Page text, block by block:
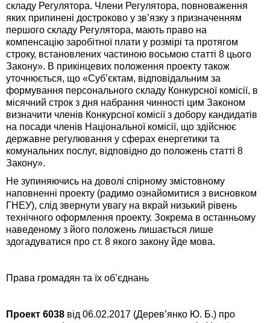
складу Регулятора. Члени Регулятора, повноваження
яких припинені достроково у зв’язку з призначенням
першого складу Регулятора, мають право на
компенсацію заробітної плати у розмірі та протягом
строку, встановлених частиною восьмою статті 8 цього
Закону». В прикінцевих положення проекту також
уточнюється, що «Суб’єктам, відповідальним за
формування персонального складу Конкурсної комісії, в
місячний строк з дня набрання чинності цим Законом
визначити членів Конкурсної комісії з добору кандидатів
на посади членів Національної комісії, що здійснює
державне регулювання у сферах енергетики та
комунальних послуг, відповідно до положень статті 8
Закону».
Не зупиняючись на доволі спірному змістовному
наповненні проекту (радимо ознайомитися з висновком
ГНЕУ), слід звернути увагу на вкрай низький рівень
технічного оформлення проекту. Зокрема в останньому
наведеному з його положень лишається лише
здогадуватися про ст. 8 якого закону йде мова.
Права громадян та їх об’єднань
Проект 6038 від 06.02.2017 (Дерев’янко Ю. Б.) про